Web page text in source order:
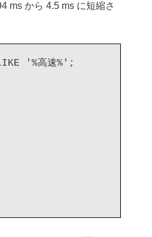
ms から 4.5 ms に短縮さ
'%高速%';